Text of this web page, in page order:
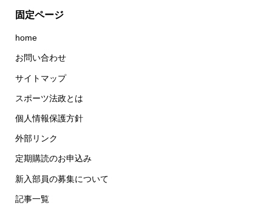
固定ページ
home
お問い合わせ
サイトマップ
スポーツ法政とは
個人情報保護方針
外部リンク
定期購読のお申込み
新入部員の募集について
記事一覧